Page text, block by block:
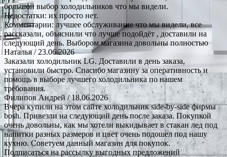
большой выбор холодильников что мы видели.
Недостатки: их просто нет.
Комментарии: лучшее обслуживание что мы видели, все
рассказали, объяснили что лучше подойдёт , доставили на
следующий день. Выбором магазина довольны полностью
Наталья/ 23.06.2026
Заказали холодильник LG. Доставили в день заказа,
установили быстро. Спасибо магазину за оперативность и
помощь в выборе лучшего холодильника по нашем
требования.
Филипов Андрей/ 18.06.2026
Вчера купили на этом сайте холодильник side-by-side фирмы
bosh. Привезли на следующий день после заказа. Покупкой
очень довольны, как мы хотели выкидывает в стакан лед под
напитки разных размеров и цвет очень подошел под нашу
кухню. Советуем данный магазин для покупок.
Подписаться на рассылку выгодных предложений